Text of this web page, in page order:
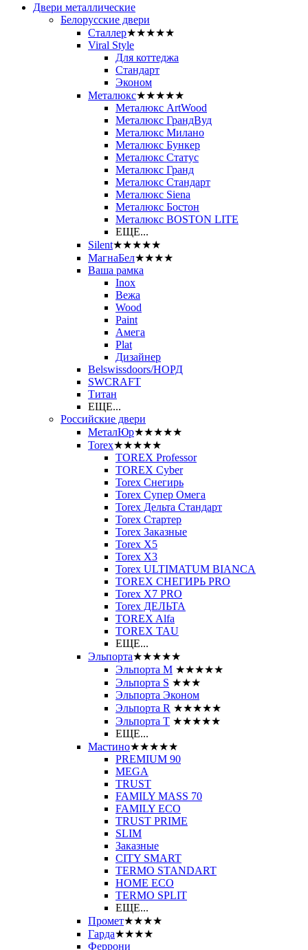
Двери металлические
Белорусские двери
Сталлер★★★★★
Viral Style
Для коттеджа
Стандарт
Эконом
Металюкс★★★★★
Металюкс ArtWood
Металюкс ГрандВуд
Металюкс Милано
Металюкс Бункер
Металюкс Статус
Металюкс Гранд
Металюкс Стандарт
Металюкс Siena
Металюкс Бостон
Металюкс BOSTON LITE
ЕЩЕ...
Silent★★★★★
МагнаБел★★★★
Ваша рамка
Inox
Вежа
Wood
Paint
Амега
Plat
Дизайнер
Belswissdoors/НОРД
SWCRAFT
Титан
ЕЩЕ...
Российские двери
МеталЮр★★★★★
Torex★★★★★
TOREX Professor
TOREX Cyber
Torex Снегирь
Torex Супер Омега
Torex Дельта Стандарт
Torex Стартер
Torex Заказные
Torex Х5
Torex Х3
Torex ULTIMATUM BIANCA
TOREX СНЕГИРЬ PRO
Torex X7 PRO
Torex ДЕЛЬТА
TOREX Alfa
TOREX TAU
ЕЩЕ...
Эльпорта★★★★★
Эльпорта M ★★★★★
Эльпорта S ★★★
Эльпорта Эконом
Эльпорта R ★★★★★
Эльпорта Т ★★★★★
ЕЩЕ...
Мастино★★★★★
PREMIUM 90
MEGA
TRUST
FAMILY MASS 70
FAMILY ECO
TRUST PRIME
SLIM
Заказные
CITY SMART
TERMO STANDART
HOME ECO
ТЕRМО SPLIT
ЕЩЕ...
Промет★★★★
Гарда★★★★
Феррони